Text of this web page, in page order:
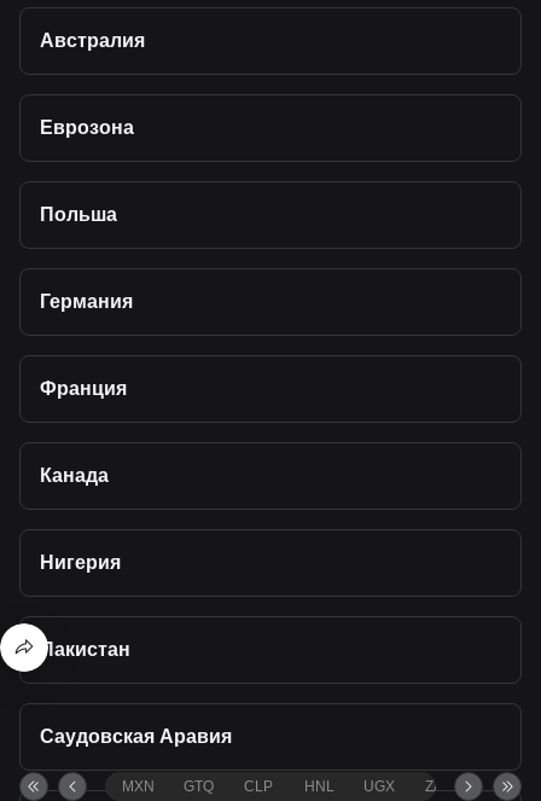
Австралия
Еврозона
Польша
Германия
Франция
Канада
Нигерия
Пакистан
Саудовская Аравия
MXN GTQ CLP HNL UGX ZAR TND